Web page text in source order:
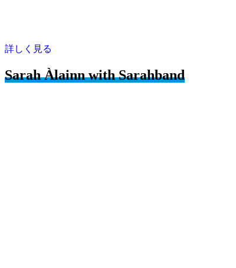
詳しく見る
Sarah Àlainn with Sarahband